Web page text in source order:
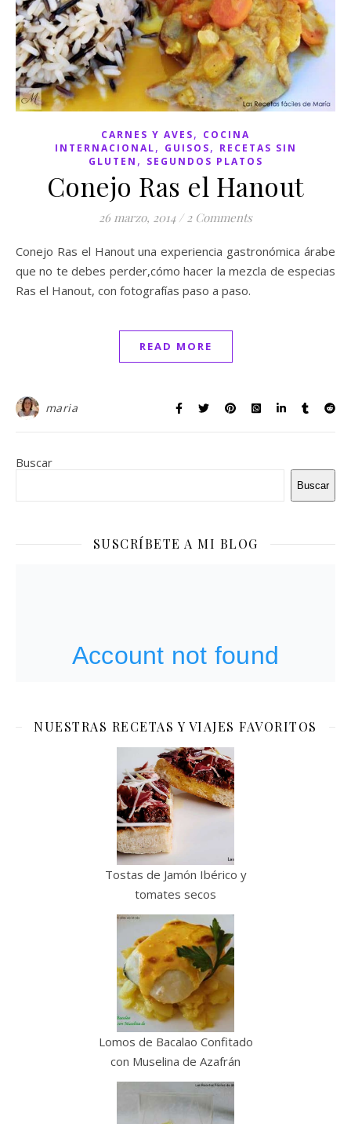
CARNES Y AVES, COCINA
INTERNACIONAL, GUISOS, RECETAS SIN
GLUTEN , SEGUNDOS PLATOS
Conejo Ras el Hanout
26 marzo, 2014 / 2 Comments
Conejo Ras el Hanout una experiencia gastronómica árabe
que no te debes perder,cómo hacer la mezcla de especias
Ras el Hanout, con fotografías paso a paso.
READ MORE
maria
Buscar
Buscar
SUSCRÍBETE A MI BLOG
NUESTRAS RECETAS Y VIAJES FAVORITOS
Tostas de Jamón Ibérico y
tomates secos
Lomos de Bacalao Confitado
con Muselina de Azafrán